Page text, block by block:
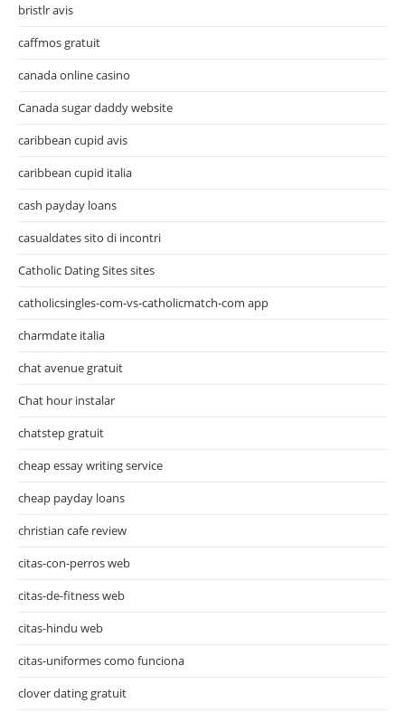
bristlr avis
caffmos gratuit
canada online casino
Canada sugar daddy website
caribbean cupid avis
caribbean cupid italia
cash payday loans
casualdates sito di incontri
Catholic Dating Sites sites
catholicsingles-com-vs-catholicmatch-com app
charmdate italia
chat avenue gratuit
Chat hour instalar
chatstep gratuit
cheap essay writing service
cheap payday loans
christian cafe review
citas-con-perros web
citas-de-fitness web
citas-hindu web
citas-uniformes como funciona
clover dating gratuit